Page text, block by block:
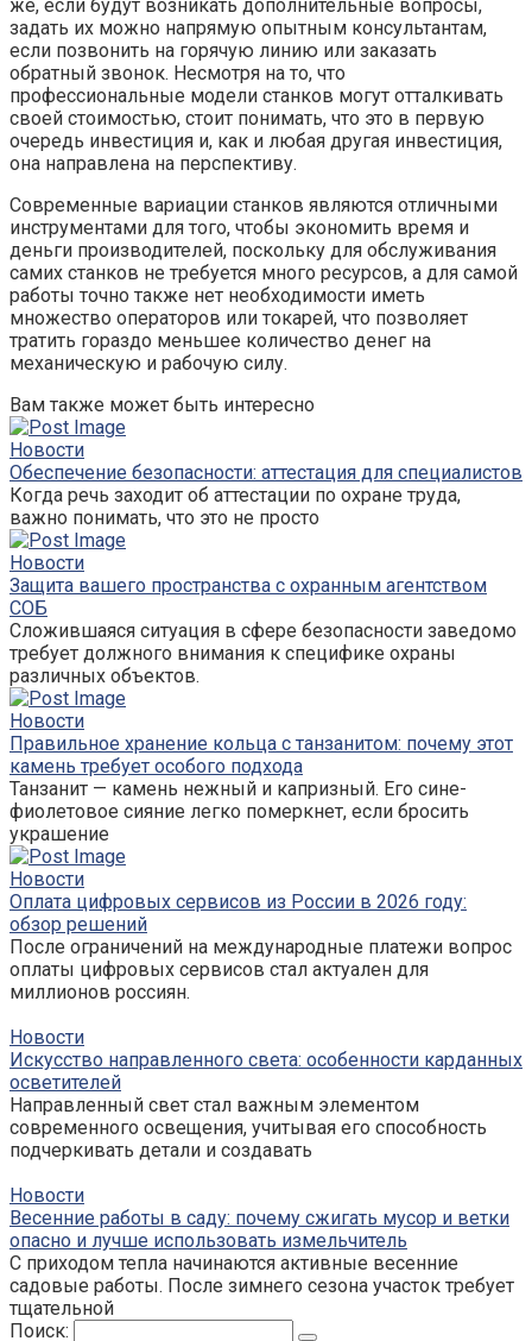
же, если будут возникать дополнительные вопросы,
задать их можно напрямую опытным консультантам,
если позвонить на горячую линию или заказать
обратный звонок. Несмотря на то, что
профессиональные модели станков могут отталкивать
своей стоимостью, стоит понимать, что это в первую
очередь инвестиция и, как и любая другая инвестиция,
она направлена на перспективу.
Современные вариации станков являются отличными
инструментами для того, чтобы экономить время и
деньги производителей, поскольку для обслуживания
самих станков не требуется много ресурсов, а для самой
работы точно также нет необходимости иметь
множество операторов или токарей, что позволяет
тратить гораздо меньшее количество денег на
механическую и рабочую силу.
Вам также может быть интересно
Новости
Обеспечение безопасности: аттестация для специалистов
Когда речь заходит об аттестации по охране труда,
важно понимать, что это не просто
Новости
Защита вашего пространства с охранным агентством
СОБ
Сложившаяся ситуация в сфере безопасности заведомо
требует должного внимания к специфике охраны
различных объектов.
Новости
Правильное хранение кольца с танзанитом: почему этот
камень требует особого подхода
Танзанит — камень нежный и капризный. Его сине-
фиолетовое сияние легко померкнет, если бросить
украшение
Новости
Оплата цифровых сервисов из России в 2026 году:
обзор решений
После ограничений на международные платежи вопрос
оплаты цифровых сервисов стал актуален для
миллионов россиян.
Новости
Искусство направленного света: особенности карданных
осветителей
Направленный свет стал важным элементом
современного освещения, учитывая его способность
подчеркивать детали и создавать
Новости
Весенние работы в саду: почему сжигать мусор и ветки
опасно и лучше использовать измельчитель
С приходом тепла начинаются активные весенние
садовые работы. После зимнего сезона участок требует
тщательной
Поиск: